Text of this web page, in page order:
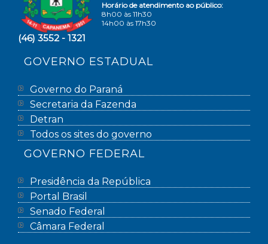
Horário de atendimento ao público:
8h00 às 11h30
14h00 às 17h30
(46) 3552 - 1321
GOVERNO ESTADUAL
Governo do Paraná
Secretaria da Fazenda
Detran
Todos os sites do governo
GOVERNO FEDERAL
Presidência da República
Portal Brasil
Senado Federal
Câmara Federal